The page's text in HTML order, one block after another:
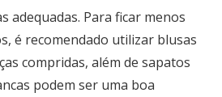
adequadas. Para ficar menos
é recomendado utilizar blusas
compridas, além de sapatos
podem ser uma boa